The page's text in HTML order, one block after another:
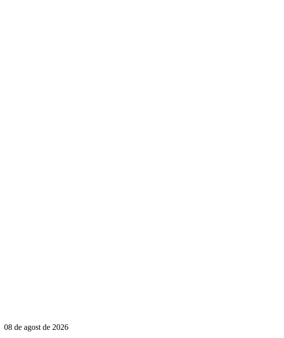
08 de agost de 2026